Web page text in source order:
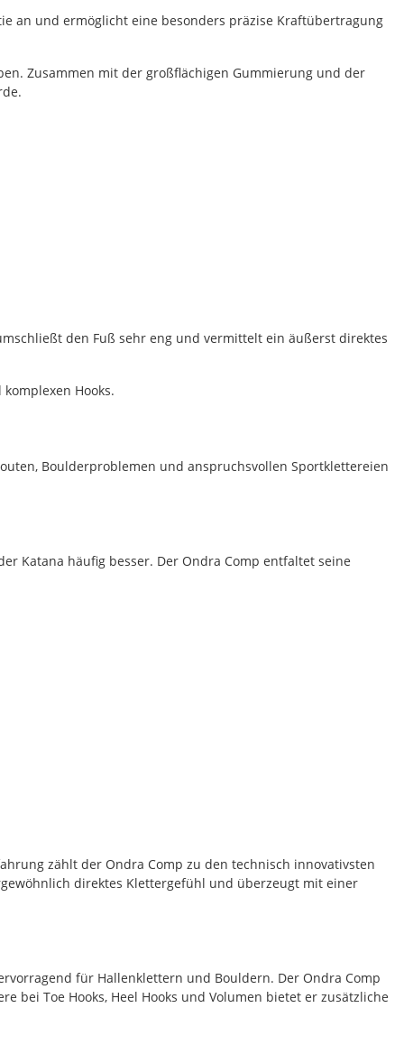
an und ermöglicht eine besonders präzise Kraftübertragung
Zusammen mit der großflächigen Gummierung und der
den Fuß sehr eng und vermittelt ein äußerst direktes
Hooks.
Boulderproblemen und anspruchsvollen Sportklettereien
Katana häufig besser. Der Ondra Comp entfaltet seine
zählt der Ondra Comp zu den technisch innovativsten
direktes Klettergefühl und überzeugt mit einer
für Hallenklettern und Bouldern. Der Ondra Comp
Toe Hooks, Heel Hooks und Volumen bietet er zusätzliche